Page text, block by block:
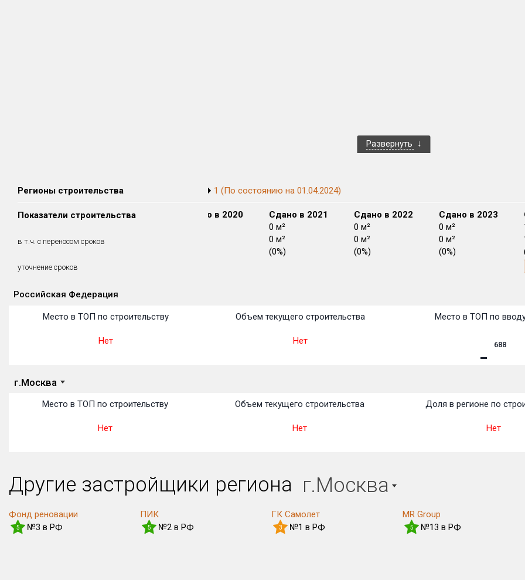
Развернуть
Регионы строительства 1 (По состоянию на 01.04.2024)
Показатели строительства
в т.ч. с переносом сроков
уточнение сроков
Сдано в 2018
0 м²
Сдано в 2019
0 м²
Сдано в 2020
Сдано в 2021
0 м²
0 м²
(0%)
Сдано в 2022
0 м²
0 м²
(0%)
Сдано в 2023
0 м²
0 м²
(0%)
Российская Федерация
Место в ТОП по строительству
Нет
Объем текущего строительства
Нет
Место в ТОП по
688
г.Москва
Место в ТОП по строительству
Нет
Объем текущего строительства
Нет
Доля в регионе по
Нет
Другие застройщики региона г.Москва
Фонд реновации
5 №3 в РФ
ПИК
5 №2 в РФ
ГК Самолет
3 №1 в РФ
MR Group
5 №13 в РФ